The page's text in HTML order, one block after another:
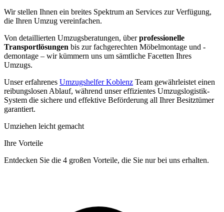
Wir stellen Ihnen ein breites Spektrum an Services zur Verfügung,
die Ihren Umzug vereinfachen.
Von detaillierten Umzugsberatungen, überprofessionelle
Transportlösungen bis zur fachgerechten Möbelmontage und -
demontage – wir kümmern uns um sämtliche Facetten Ihres
Umzugs.
Unser erfahrenes Umzugshelfer Koblenz Team gewährleistet einen
reibungslosen Ablauf, während unser effizientes Umzugslogistik-
System die sichere und effektive Beförderung all Ihrer Besitztümer
garantiert.
Umziehen leicht gemacht
Ihre Vorteile
Entdecken Sie die 4 großen Vorteile, die Sie nur bei uns erhalten.